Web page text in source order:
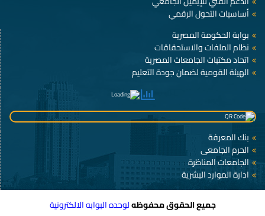
أساسيات التحول الرقمي
بوابة الحكومة المصرية
نظام الملفات والاستحقاقات
اتحاد مكتبات الجامعات المصرية
الهيئة القومية لضمان جودة التعليم
بنك المعرفة
الحرم الجامعى
الجامعات المناظرة
ادارة الموارد البشرية
جميع الحقوق محفوظهلوحده البوابه الالكترونية